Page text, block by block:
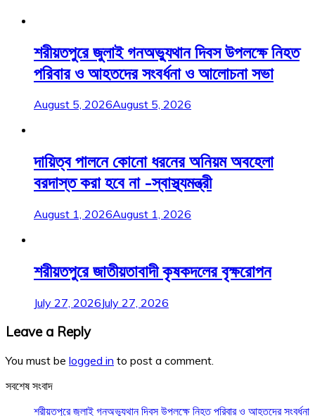
শরীয়তপুরে জুলাই গনঅভ্যুথান দিবস উপলক্ষে নিহত
পরিবার ও আহতদের সংবর্ধনা ও আলোচনা সভা
August 5, 2026August 5, 2026
দায়িত্ব পালনে কোনো ধরনের অনিয়ম অবহেলা
বরদাস্ত করা হবে না -স্বাস্থ্যমন্ত্রী
August 1, 2026August 1, 2026
শরীয়তপুরে জাতীয়তাবাদী কৃষকদলের বৃক্ষরোপন
July 27, 2026July 27, 2026
Leave a Reply
You must be logged in to post a comment.
সবশেষ সংবাদ
শরীয়তপুরে জুলাই গনঅভ্যুথান দিবস উপলক্ষে নিহত পরিবার ও আহতদের সংবর্ধনা